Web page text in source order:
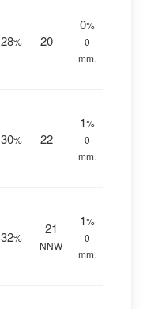
28% 20 --
0%
0
mm.
30% 22 --
1%
0
mm.
32%
21
NNW
1%
0
mm.